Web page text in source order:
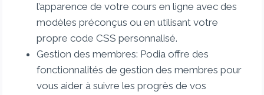
l’apparence de votre cours en ligne avec des
modèles préconçus ou en utilisant votre
propre code CSS personnalisé.
Gestion des membres: Podia offre des
fonctionnalités de gestion des membres pour
vous aider à suivre les progrès de vos